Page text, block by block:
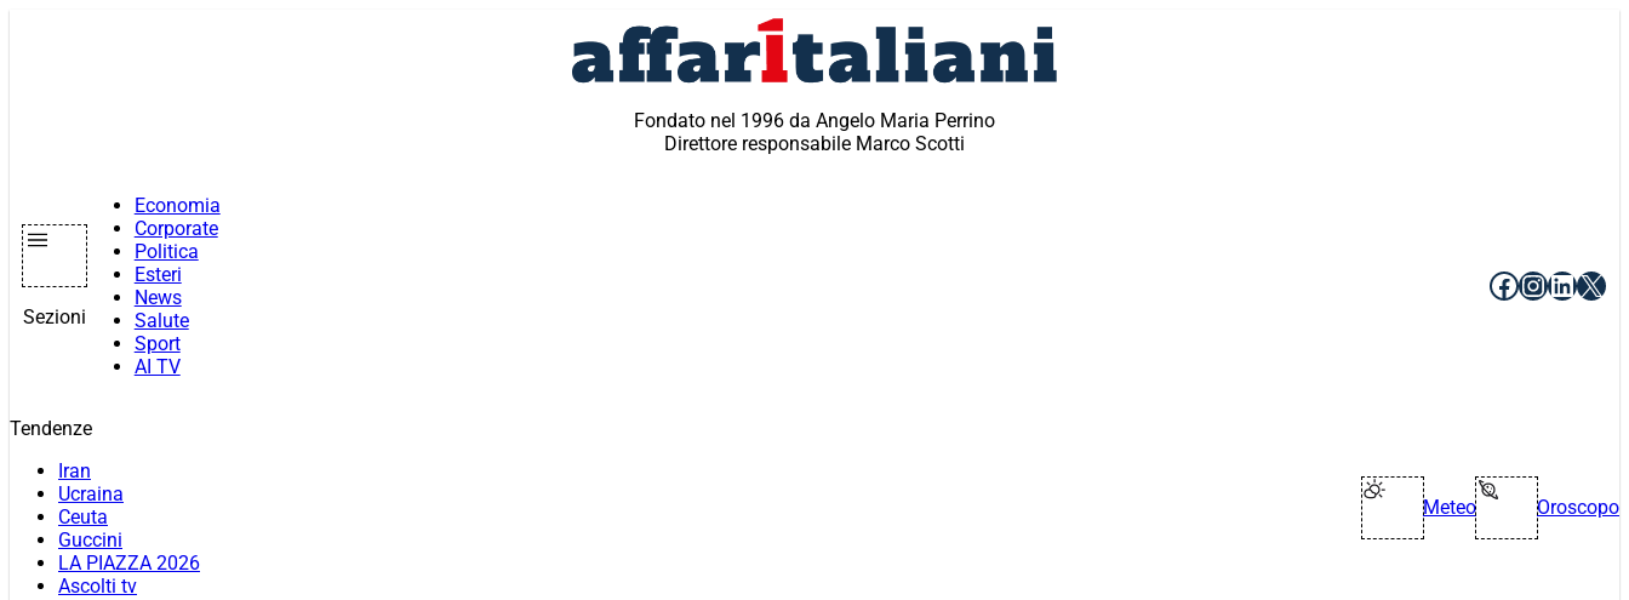
Fondato nel 1996 da Angelo Maria Perrino
Direttore responsabile Marco Scotti
Sezioni
Economia
Corporate
Politica
Esteri
News
Salute
Sport
AI TV
Facebook
X
Tendenze
Iran
Ucraina
Ceuta
Guccini
LA PIAZZA 2026
Ascolti tv
Meteo Oroscopo